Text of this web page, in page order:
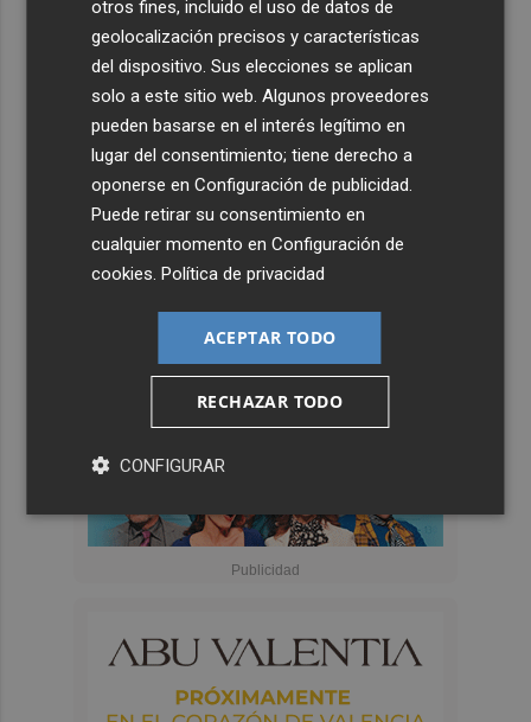
otros fines, incluido el uso de datos de
geolocalización precisos y características
del dispositivo. Sus elecciones se aplican
solo a este sitio web. Algunos proveedores
pueden basarse en el interés legítimo en
lugar del consentimiento; tiene derecho a
oponerse enConfiguración de publicidad.
Puede retirar su consentimiento en
cualquier momento enConfiguración de
cookies.Política de privacidad
ACEPTAR TODO
RECHAZAR TODO
CONFIGURAR